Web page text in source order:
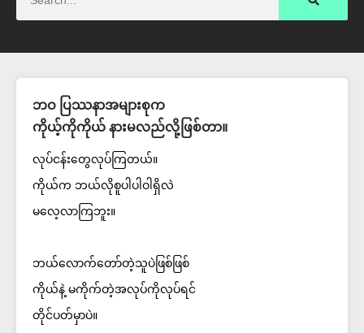
ဘဝ ပြဿနာအများစုက
ကိုယ့်ကိုကိုယ် နားမလည်လို့ဖြစ်တာ။
လုပ်ငန်းတွေလုပ်ကြတယ်။
ကိုယ်က ဘယ်လိုစူပါပါဝါရှိလဲ
မလေ့လာကြဘူး။
ဘယ်လောက်တော်တဲ့သူပဲဖြစ်ဖြစ်
ကိုယ်နဲ့ မကိုက်တဲ့အလုပ်ကိုလုပ်ရင်
တိုင်ပတ်မှာပဲ။